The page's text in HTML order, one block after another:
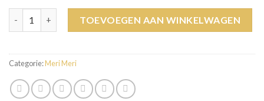
TOEVOEGEN AAN WINKELWAGEN
Categorie:Meri Meri